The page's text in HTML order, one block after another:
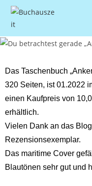
Das Taschenbuch
320 Seiten, ist 01.2022
einen Kaufpreis von
erhältlich.
Vielen Dank an das
Rezensionsexemplar.
Das maritime Cover
Blautönen sehr gut und